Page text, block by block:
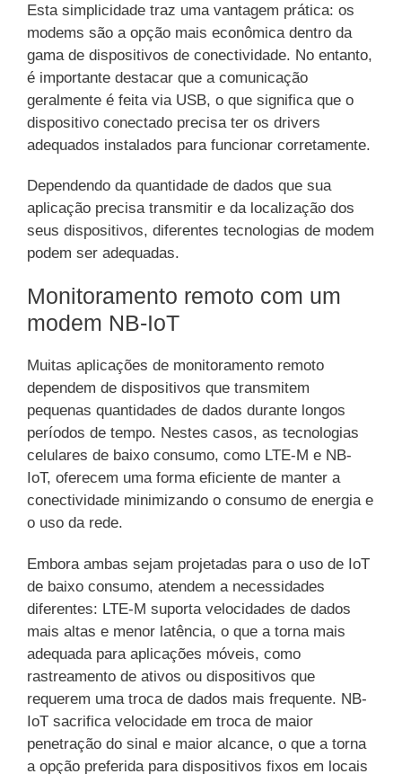
Esta simplicidade traz uma vantagem prática: os
modems são a opção mais econômica dentro da
gama de dispositivos de conectividade. No entanto,
é importante destacar que a comunicação
geralmente é feita via USB, o que significa que o
dispositivo conectado precisa ter os drivers
adequados instalados para funcionar corretamente.
Dependendo da quantidade de dados que sua
aplicação precisa transmitir e da localização dos
seus dispositivos, diferentes tecnologias de modem
podem ser adequadas.
Monitoramento remoto com um
modem NB-IoT
Muitas aplicações de monitoramento remoto
dependem de dispositivos que transmitem
pequenas quantidades de dados durante longos
períodos de tempo. Nestes casos, as tecnologias
celulares de baixo consumo, como LTE-M e NB-
IoT, oferecem uma forma eficiente de manter a
conectividade minimizando o consumo de energia e
o uso da rede.
Embora ambas sejam projetadas para o uso de IoT
de baixo consumo, atendem a necessidades
diferentes: LTE-M suporta velocidades de dados
mais altas e menor latência, o que a torna mais
adequada para aplicações móveis, como
rastreamento de ativos ou dispositivos que
requerem uma troca de dados mais frequente. NB-
IoT sacrifica velocidade em troca de maior
penetração do sinal e maior alcance, o que a torna
a opção preferida para dispositivos fixos em locais